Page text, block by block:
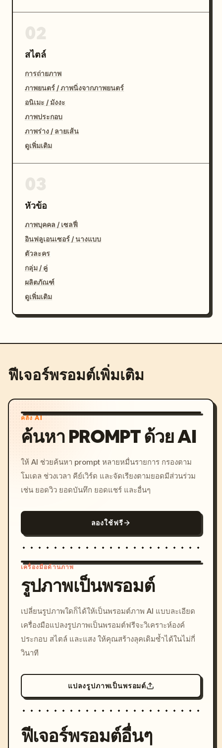
สไตล์
การถ่ายภาพ
ภาพยนตร์ / ภาพนิ่งจากภาพยนตร์
อนิเมะ / มังงะ
ภาพประกอบ
ภาพร่าง / ลายเส้น
ดูเพิ่มเติม
หัวข้อ
ภาพบุคคล / เซลฟี่
อินฟลูเอนเซอร์ / นางแบบ
ตัวละคร
กลุ่ม / คู่
ผลิตภัณฑ์
ดูเพิ่มเติม
ฟีเจอร์พรอมต์เพิ่มเติม
คลัง AI
ค้นหา PROMPT ด้วย AI
ให้ AI ช่วยค้นหา prompt หลายหมื่นรายการ กรองตาม
โมเดล ช่วงเวลา คีย์เวิร์ด และจัดเรียงตามยอดมีส่วนร่วม
เช่น ยอดวิว ยอดบันทึก ยอดแชร์ และอื่นๆ
ลองใช้ฟรี
c, cyberpunk sunset, neon
colors, 8k --v 6.0
เครื่องมือด้านภาพ
รูปภาพเป็นพรอมต์
เปลี่ยนรูปภาพใดก็ได้ให้เป็นพรอมต์ภาพ AI แบบละเอียด
เครื่องมือแปลงรูปภาพเป็นพรอมต์ฟรีจะวิเคราะห์องค์
ประกอบ สไตล์ และแสง ให้คุณสร้างลุคเดิมซ้ำได้ในไม่กี่
วินาที
แปลงรูปภาพเป็นพรอมต์
ฟีเจอร์พรอมต์อื่นๆ